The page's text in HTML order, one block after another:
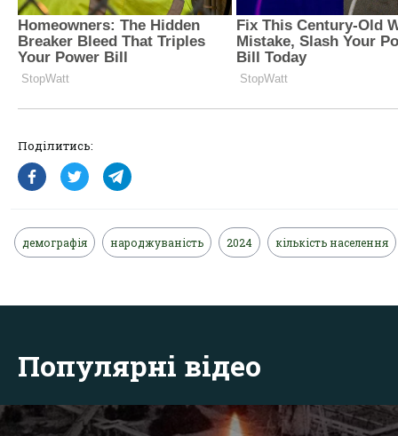
Поділитись:
демографія народжуваність 2024 кількість населення
Популярні відео